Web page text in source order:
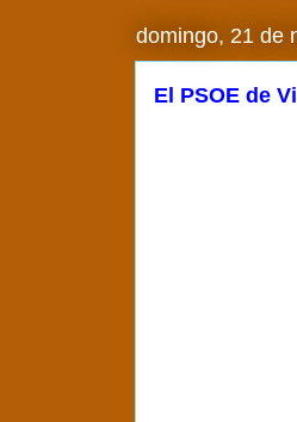
domingo, 21 de
El PSOE de